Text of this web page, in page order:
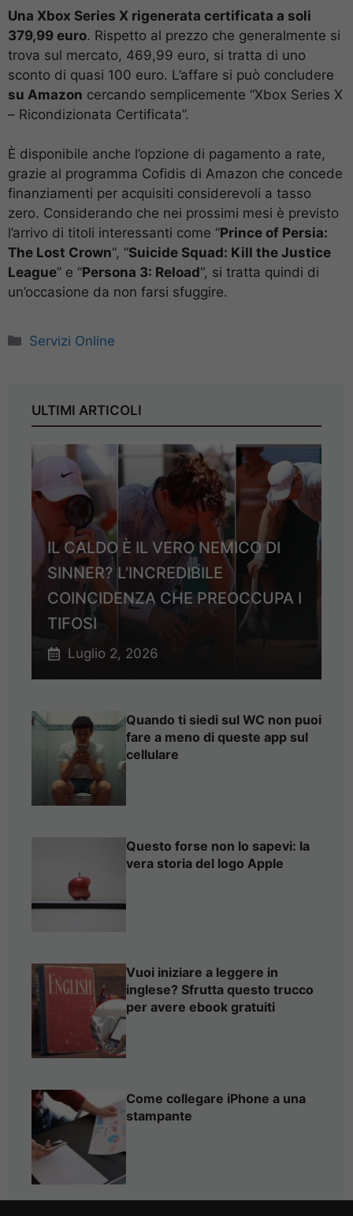
Una Xbox Series X rigenerata certificata a soli
379,99 euro. Rispetto al prezzo che generalmente si
trova sul mercato, 469,99 euro, si tratta di uno
sconto di quasi 100 euro. L’affare si può concludere
su Amazon cercando semplicemente “Xbox Series X
– Ricondizionata Certificata”.
È disponibile anche l’opzione di pagamento a rate,
grazie al programma Cofidis di Amazon che concede
finanziamenti per acquisiti considerevoli a tasso
zero. Considerando che nei prossimi mesi è previsto
l’arrivo di titoli interessanti come “Prince of Persia:
The Lost Crown“, “Suicide Squad: Kill the Justice
League” e “Persona 3: Reload“, si tratta quindi di
un’occasione da non farsi sfuggire.
Categorie
Servizi Online
ULTIMI ARTICOLI
IL CALDO È IL VERO NEMICO DI
SINNER? L’INCREDIBILE
COINCIDENZA CHE PREOCCUPA I
TIFOSI
Luglio 2, 2026
Quando ti siedi sul WC non puoi
fare a meno di queste app sul
cellulare
Questo forse non lo sapevi: la
vera storia del logo Apple
Vuoi iniziare a leggere in
inglese? Sfrutta questo trucco
per avere ebook gratuiti
Come collegare iPhone a una
stampante